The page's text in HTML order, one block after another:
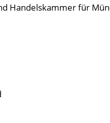
Handelskammer für